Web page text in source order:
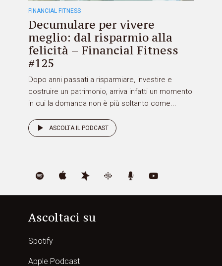
FINANCIAL FITNESS
Decumulare per vivere
meglio: dal risparmio alla
felicità – Financial Fitness
#125
Dopo anni passati a risparmiare, investire e
costruire un patrimonio, arriva infatti un momento
in cui la domanda non è più soltanto come...
ASCOLTA IL PODCAST
Ascoltaci su
Spotify
Apple Podcast